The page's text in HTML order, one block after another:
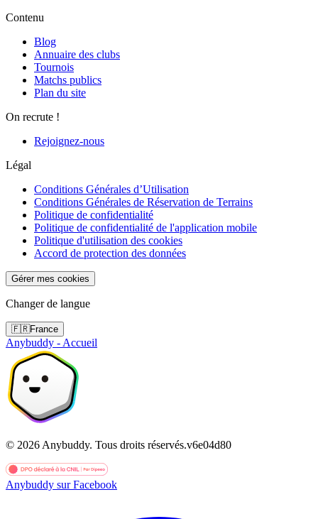
Contenu
Blog
Annuaire des clubs
Tournois
Matchs publics
Plan du site
On recrute !
Rejoignez-nous
Légal
Conditions Générales d’Utilisation
Conditions Générales de Réservation de Terrains
Politique de confidentialité
Politique de confidentialité de l'application mobile
Politique d'utilisation des cookies
Accord de protection des données
Gérer mes cookies
Changer de langue
🇫🇷France
Anybuddy - Accueil
© 2026 Anybuddy. Tous droits réservés.v6e04d80
Anybuddy sur Facebook